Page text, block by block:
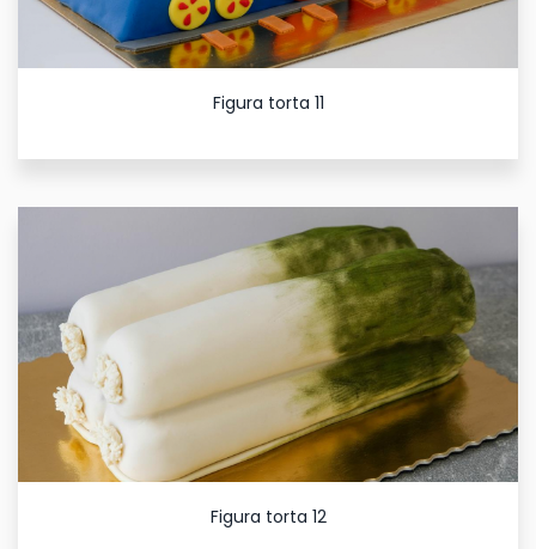
Figura torta 11
Figura torta 12